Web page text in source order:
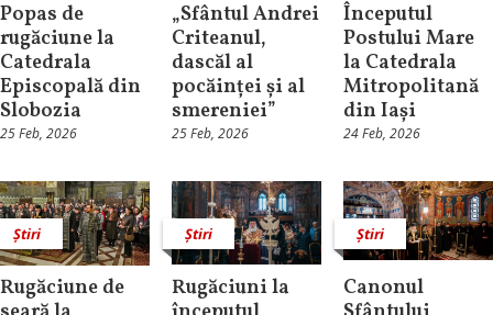
Popas de
rugăciune la
Catedrala
Episcopală din
Slobozia
25 Feb, 2026
„Sfântul Andrei
Criteanul,
dascăl al
pocăinței și al
smereniei”
25 Feb, 2026
Începutul
Postului Mare
la Catedrala
Mitropolitană
din Iași
24 Feb, 2026
Știri
Rugăciune de
Știri
Rugăciuni la
Știri
Canonul